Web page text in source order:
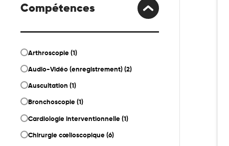
Compétences
Arthroscopie (1)
Audio-Vidéo (enregistrement) (2)
Auscultation (1)
Bronchoscopie (1)
Cardiologie interventionnelle (1)
Chirurgie cœlioscopique (6)